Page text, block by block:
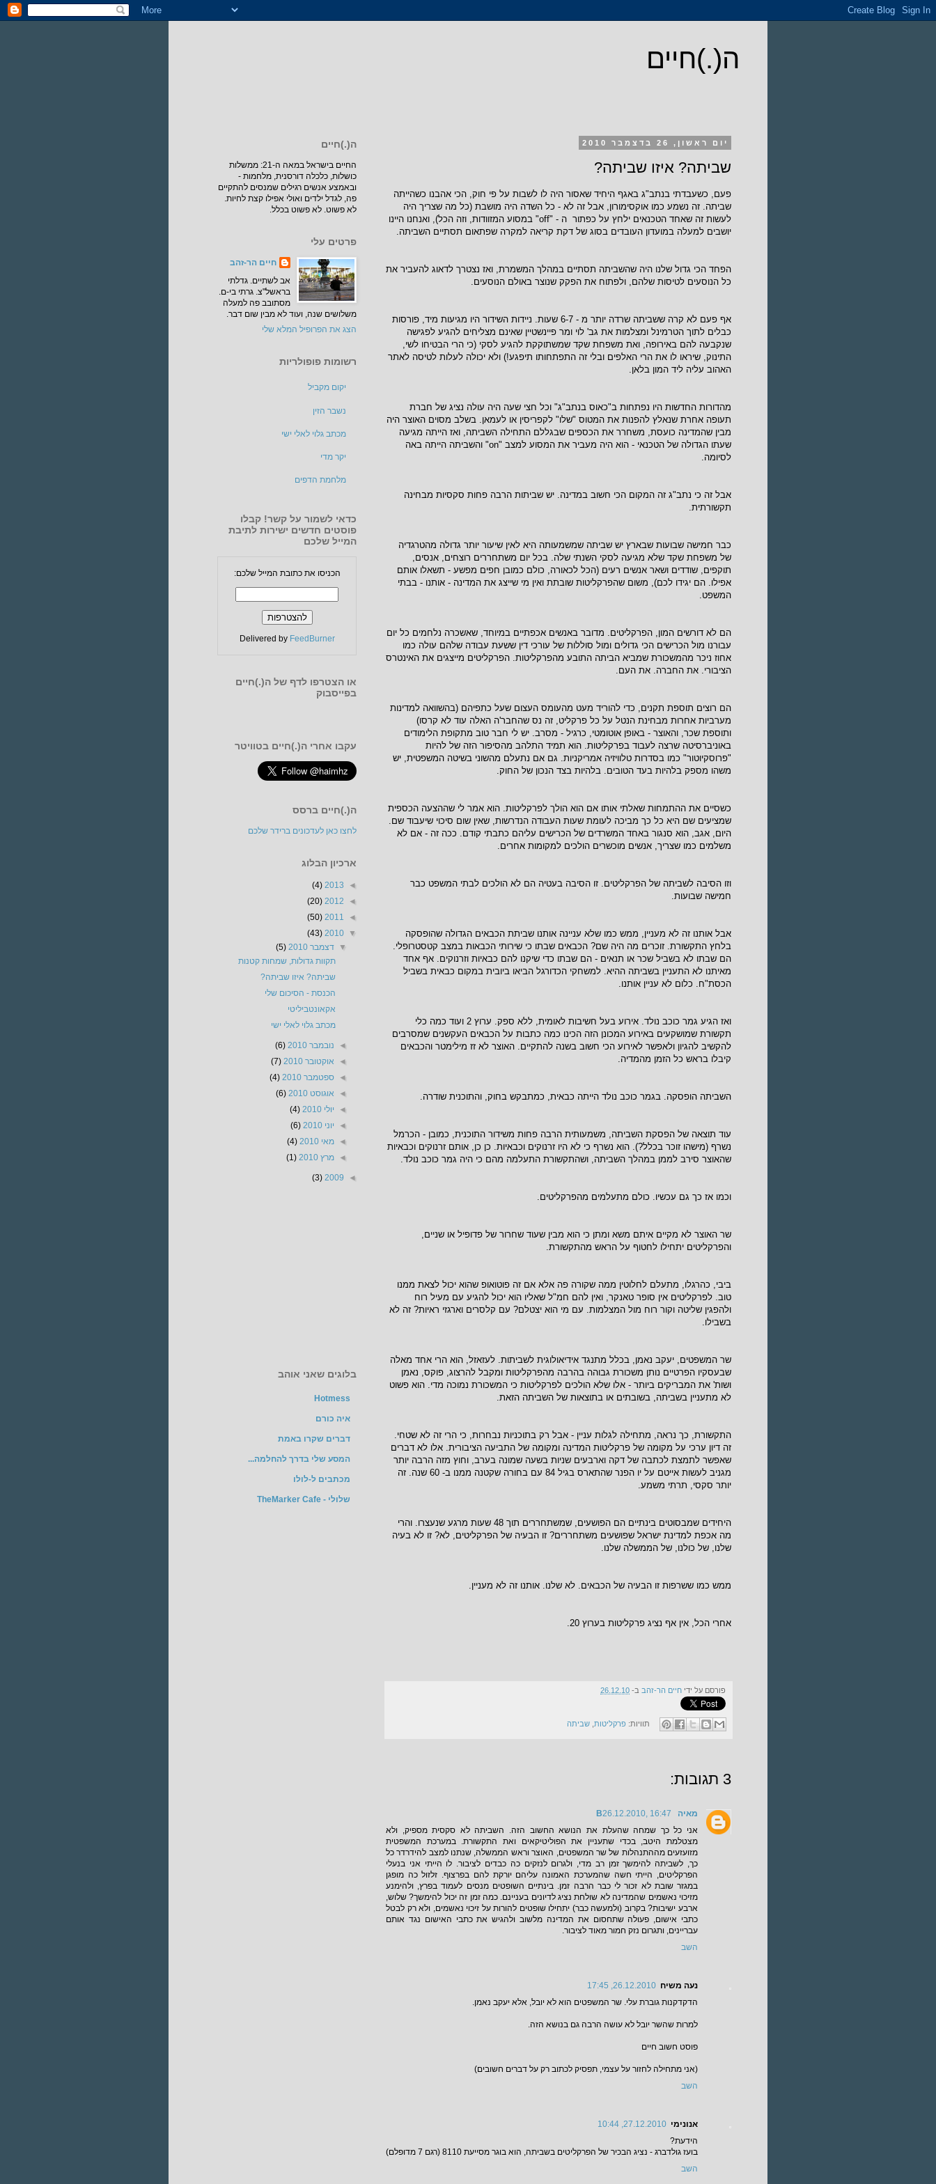
ה(.)חיים
יום ראשון, 26 בדצמבר 2010
שביתה? איזו שביתה?
פעם, כשעבדתי בנתב"ג באגף היחיד שאסור היה לו לשבות על פי חוק, הכי אהבנו כשהייתה
שביתה. זה נשמע כמו אוקסימורון, אבל זה לא - כל השדה היה מושבת (כל מה שצריך היה
לעשות זה שאחד הטכנאים ילחץ על כפתור ה - "off" במסוע המזוודות, וזה הכל), ואנחנו היינו
יושבים למעלה במועדון העובדים בסוג של דקת קריאה למקרה שפתאום תסתיים השביתה.
הפחד הכי גדול שלנו היה שהשביתה תסתיים במהלך המשמרת, ואז נצטרך לדאוג להעביר את
כל הנוסעים לטיסות שלהם, ולפתוח את הפקק שנוצר באולם הנוסעים.
אף פעם לא קרה ששביתה שרדה יותר מ - 6-7 שעות. ניידות השידור היו מגיעות מיד, פורסות
כבלים לתוך הטרמינל ומצלמות את גב' לוי ומר פיינשטיין שאינם מצליחים להגיע לפגישה
שנקבעה להם באירופה, ואת משפחת שקד שמשתוקקת להגיע לסקי (כי הרי הבטיחו לשי,
התינוק, שיראו לו את הרי האלפים ובלי זה התפתחותו תיפגע!) ולא יכולה לעלות לטיסה לאתר
האהוב עליה ליד המון בלאן.
מהדורות החדשות היו נפתחות ב"כאוס בנתב"ג" וכל חצי שעה היה עולה נציג של חברת
תעופה אחרת שנאלץ להפנות את המטוס "שלו" לקפריסין או לעמאן. בשלב מסוים האוצר היה
מבין שהמדינה כועסת, משחרר את הכספים שבגללם התחילה השביתה, ואז הייתה מגיעה
שעתו הגדולה של הטכנאי - הוא היה מעביר את המסוע למצב "on" והשביתה הייתה באה
לסיומה.
אבל זה כי נתב"ג זה המקום הכי חשוב במדינה. יש שביתות הרבה פחות סקסיות מבחינה
תקשורתית.
כבר חמישה שבועות שבארץ יש שביתה שמשמעותה היא לאין שיעור יותר גדולה מהטרגדיה
של משפחת שקד שלא מגיעה לסקי השנתי שלה. בכל יום משתחררים רוצחים, אנסים,
תוקפים, שודדים ושאר אנשים רעים (הכל לכאורה, כולם כמובן חפים מפשע - תשאלו אותם
אפילו. הם יגידו לכם), משום שהפרקליטות שובתת ואין מי שייצג את המדינה - אותנו - בבתי
המשפט.
הם לא דורשים המון, הפרקליטים. מדובר באנשים אכפתיים במיוחד, שאשכרה נלחמים כל יום
עבורנו מול הכרישים הכי גדולים ומול סוללות של עורכי דין ששעת עבודה שלהם עולה כמו
אחוז ניכר מהמשכורת שמביא הביתה התובע מהפרקליטות. הפרקליטים מייצגים את האינטרס
הציבורי. את החברה. את העם.
הם רוצים תוספת תקנים, כדי להוריד מעט מהעומס העצום שעל כתפיהם (בהשוואה למדינות
מערביות אחרות מבחינת הנטל על כל פרקליט, זה נס שהחבר'ה האלה עוד לא קרסו)
ותוספת שכר, והאוצר - באופן אוטומטי, כרגיל - מסרב. יש לי חבר טוב מתקופת הלימודים
באוניברסיטה שרצה לעבוד בפרקליטות. הוא תמיד התלהב מהסיפור הזה של להיות
"פרוסקיוטור" כמו בסדרות טלוויזיה אמריקניות. גם אם נתעלם מהשוני בשיטה המשפטית, יש
משהו מספק בלהיות בעד הטובים. בלהיות בצד הנכון של החוק.
כשסיים את ההתמחות שאלתי אותו אם הוא הולך לפרקליטות. הוא אמר לי שההצעה הכספית
שמציעים שם היא כל כך מביכה לעומת שעות העבודה הנדרשות, שאין שום סיכוי שיעבוד שם.
היום, אגב, הוא סנגור באחד המשרדים של הכרישים עליהם כתבתי קודם. ככה זה - אם לא
משלמים כמו שצריך, אנשים מוכשרים הולכים למקומות אחרים.
וזו הסיבה לשביתה של הפרקליטים. זו הסיבה בעטיה הם לא הולכים לבתי המשפט כבר
חמישה שבועות.
אבל אותנו זה לא מעניין, ממש כמו שלא עניינה אותנו שביתת הכבאים הגדולה שהופסקה
בלחץ התקשורת. זוכרים מה היה שם? הכבאים שבתו כי שירותי הכבאות במצב קטסטרופלי.
הם שבתו לא בשביל שכר או תנאים - הם שבתו כדי שיקנו להם כבאיות וזרנוקים. אף אחד
מאיתנו לא התעניין בשביתה ההיא. למשחקי הכדורגל הביאו ביובית במקום כבאית בשביל
הכסת"ח. כלום לא עניין אותנו.
ואז הגיע גמר כוכב נולד. אירוע בעל חשיבות לאומית, ללא ספק. ערוץ 2 ועוד כמה כלי
תקשורת שמושקעים באירוע המכונן הזה הכינו כמה כתבות על הכבאים העקשנים שמסרבים
להקשיב להגיון ולאפשר לאירוע הכי חשוב בשנה להתקיים. האוצר לא זז מילימטר והכבאים
קיבלו בראש כל הזמן מהמדיה.
השביתה הופסקה. בגמר כוכב נולד הייתה כבאית, כמתבקש בחוק, והתוכנית שודרה.
עוד תוצאה של הפסקת השביתה, משמעותית הרבה פחות משידור התוכנית, כמובן - הכרמל
נשרף (מישהו זוכר בכלל?). הוא נשרף כי לא היו זרנוקים וכבאיות. כן כן, אותם זרנוקים וכבאיות
שהאוצר סירב לממן במהלך השביתה, ושהתקשורת התעלמה מהם כי היה גמר כוכב נולד.
וכמו אז כך גם עכשיו. כולם מתעלמים מהפרקליטים.
שר האוצר לא מקיים איתם משא ומתן כי הוא מבין שעוד שחרור של פדופיל או שניים,
והפרקליטים יתחילו לחטוף על הראש מהתקשורת.
ביבי, כהרגלו, מתעלם לחלוטין ממה שקורה פה אלא אם זה פוטואופ שהוא יכול לצאת ממנו
טוב. לפרקליטים אין סופר טאנקר, ואין להם חמ"ל שאליו הוא יכול להגיע עם מעיל רוח
ולהפגין שליטה וקור רוח מול המצלמות. עם מי הוא יצטלם? עם קלסרים וארגזי ראיות? זה לא
בשבילו.
שר המשפטים, יעקב נאמן, בכלל מתנגד אידיאולוגית לשביתות. לעזאזל, הוא הרי אחד מאלה
שבעסקיו הפרטיים נותן משכורת גבוהה בהרבה מהפרקליטות ומקבל להרצוג, פוקס, נאמן
ושות' את המבריקים ביותר - אלו שלא הולכים לפרקליטות כי המשכורת נמוכה מדי. הוא פשוט
לא מתעניין בשביתה, בשובתים או בתוצאות של השביתה הזאת.
התקשורת, כך נראה, מתחילה לגלות עניין - אבל רק בתוכניות נבחרות, כי הרי זה לא שטחי.
זה דיון ערכי על מקומה של פרקליטות המדינה ומקומה של התביעה הציבורית. אלו לא דברים
שאפשר לתמצת לכתבה של דקה וארבעים שניות בשעה שמונה בערב, וחוץ מזה הרבה יותר
מגניב לעשות אייטם על יו הפנר שהתארס בגיל 84 עם בחורה שקטנה ממנו ב- 60 שנה. זה
יותר סקסי, תרתי משמע.
היחידים שמבסוטים בינתיים הם הפושעים, שמשתחררים תוך 48 שעות מרגע שנעצרו. והרי
מה אכפת למדינת ישראל שפושעים משתחררים? זו הבעיה של הפרקליטים, לא? זו לא בעיה
שלנו, של כולנו, של הממשלה שלנו.
ממש כמו ששרפות זו הבעיה של הכבאים. לא שלנו. אותנו זה לא מעניין.
אחרי הכל, אין אף נציג פרקליטות בערוץ 20.
פורסם על ידי חיים הר-זהב ב- 26.12.10
תוויות: פרקליטות, שביתה
3 תגובות:
מאיה B
26.12.2010, 16:47
אני כל כך שמחה שהעלת את הנושא החשוב הזה. השביתה לא סקסית מספיק, ולא
מצטלמת היטב, בכדי שתעניין את הפוליטיקאים ואת התקשורת. במערכת המשפטית
מזועזעים מההתנהלות של שר המשפטים, האוצר וראש הממשלה, שנתנו למצב להידרדר כל
כך, לשביתה להימשך זמן רב מדי, ולגרום לנזקים כה כבדים לציבור. לו הייתי אני בנעלי
הפרקליטים, הייתי חשה שהמערכת האמונה עליהם יורקת להם בפרצוף. זלזול כה מופגן
במגזר שובת לא זכור לי כבר הרבה זמן. בינתיים השופטים מנסים לעמוד בפרץ, ולהימנע
מזיכוי נאשמים שהמדינה לא שולחת נציג לדיונים בעניינם. כמה זמן זה יכול להימשך? שלוש,
ארבע ישיבות? בקרוב (ולמעשה כבר) יתחילו שופטים להורות על זיכוי נאשמים, ולא רק לבטל
כתבי אישום, פעולה שתחסום את המדינה מלשוב ולהגיש את כתבי האישום נגד אותם
עבריינים, ותגרום נזק חמור מאוד לציבור.
השב
נעה משיח 26.12.2010, 17:45
הדקדקנות גוברת עלי. שר המשפטים הוא לא יובל, אלא יעקב נאמן.
למרות שהשר יובל לא עושה הרבה גם בנושא הזה.
פוסט חשוב חיים
(אני מתחילה לחזור על עצמי, תפסיק לכתוב רק על דברים חשובים)
השב
אנונימי 27.12.2010, 10:44
הידעת?
בועז גולדברג - נציג הבכיר של הפרקליטים בשביתה, הוא בוגר מסייעת 8110 (רגם 7 מדופלם)
השב
ה(.)חיים
החיים בישראל במאה ה-21: ממשלות
כושלות, כלכלה דורסנית, מלחמות -
ובאמצע אנשים רגילים שמנסים להתקיים
פה, לגדל ילדים ואולי אפילו קצת לחיות.
לא פשוט. לא פשוט בכלל.
פרטים עלי
חיים הר-זהב
אב לשתיים. גדלתי
בראשל"צ. גרתי בי-ם.
מסתובב פה למעלה
משלושים שנה, ועוד לא מבין שום דבר.
הצג את הפרופיל המלא שלי
רשומות פופולריות
יקום מקביל
נשבר הזין
מכתב גלוי לאלי ישי
יקר מדי
מלחמת הדפים
כדאי לשמור על קשר! קבלו
פוסטים חדשים ישירות לתיבת
המייל שלכם
הכניסו את כתובת המייל שלכם:
Delivered by FeedBurner
או הצטרפו לדף של ה(.)חיים
בפייסבוק
עקבו אחרי ה(.)חיים בטוויטר
ה(.)חיים ברסס
לחצו כאן לעדכונים ברידר שלכם
ארכיון הבלוג
◄
2013
(4)
◄
2012
(20)
◄
2011
(50)
▼
2010
(43)
▼דצמבר 2010
(5)
תקוות גדולות, שמחות קטנות
שביתה? איזו שביתה?
הכנסת - הסיכום שלי
אקאונטביליטי
מכתב גלוי לאלי ישי
◄ נובמבר 2010
(6)
◄ אוקטובר 2010
(7)
◄ספטמבר 2010
(4)
◄ אוגוסט 2010
(6)
◄ יולי 2010
(4)
◄ יוני 2010
(6)
◄מאי 2010
(4)
◄מרץ 2010 (1)
◄
2009
(3)
בלוגים שאני אוהב
Hotmess
איה כורם
דברים שקרו באמת
המסע שלי בדרך להחלמה...
מכתבים ל-לולו
שלולי - TheMarker Cafe